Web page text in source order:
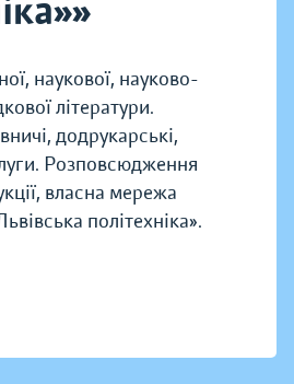
наукової, науково-
літератури.
додрукарські,
Розповсюдження
власна мережа
політехніка».